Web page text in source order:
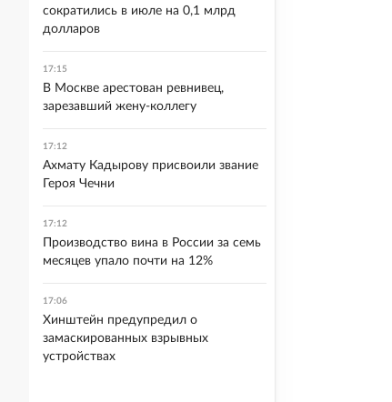
сократились в июле на 0,1 млрд
долларов
17:15
В Москве арестован ревнивец,
зарезавший жену-коллегу
17:12
Ахмату Кадырову присвоили звание
Героя Чечни
17:12
Производство вина в России за семь
месяцев упало почти на 12%
17:06
Хинштейн предупредил о
замаскированных взрывных
устройствах